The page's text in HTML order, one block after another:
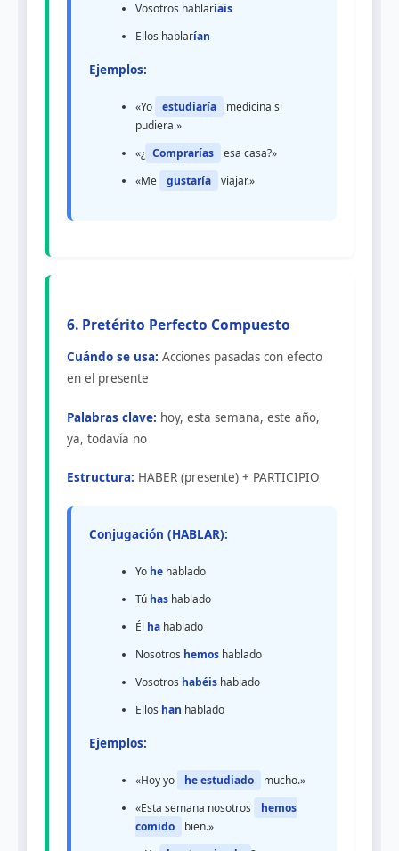
Vosotros hablaríais
Ellos hablarían
Ejemplos:
«Yo estudiaría
medicina si
pudiera.»
«¿ Comprarías
esa casa?»
«Me
gustaría viajar.»
6. Pretérito Perfecto Compuesto
Cuándo se usa: Acciones pasadas con efecto
en el presente
Palabras clave: hoy, esta semana, este año,
ya, todavía no
Estructura: HABER (presente) + PARTICIPIO
Conjugación (HABLAR):
Yo he hablado
Tú has hablado
Él ha hablado
Nosotros hemos hablado
Vosotros habéis hablado
Ellos han hablado
Ejemplos:
«Hoy yo he estudiado
mucho.»
«Esta semana nosotros
hemos
comido
bien.»